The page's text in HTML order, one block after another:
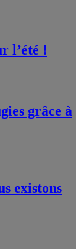
l’été !
grâce à
existons